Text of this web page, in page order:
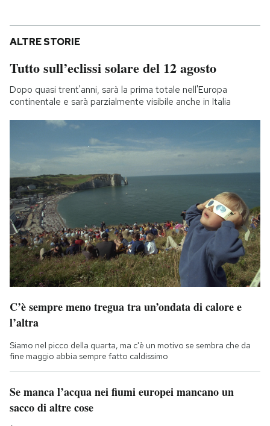
ALTRE STORIE
Tutto sull’eclissi solare del 12 agosto
Dopo quasi trent'anni, sarà la prima totale nell'Europa
continentale e sarà parzialmente visibile anche in Italia
C’è sempre meno tregua tra un’ondata di calore e
l’altra
Siamo nel picco della quarta, ma c'è un motivo se sembra che da
fine maggio abbia sempre fatto caldissimo
Se manca l’acqua nei fiumi europei mancano un
sacco di altre cose